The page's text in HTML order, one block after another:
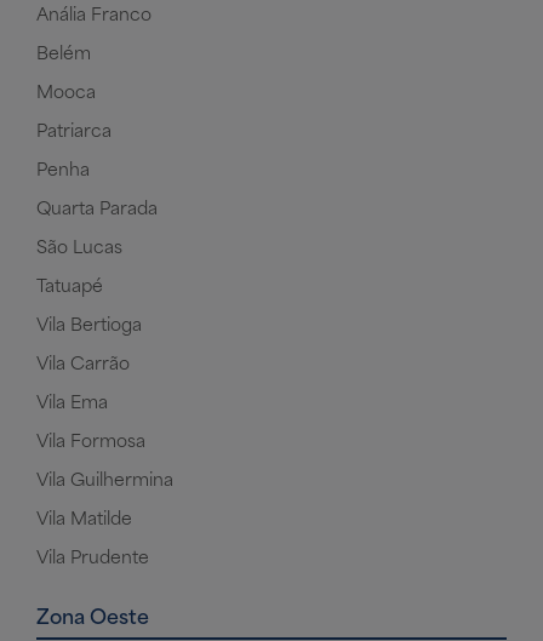
Anália Franco
Belém
Mooca
Patriarca
Penha
Quarta Parada
São Lucas
Tatuapé
Vila Bertioga
Vila Carrão
Vila Ema
Vila Formosa
Vila Guilhermina
Vila Matilde
Vila Prudente
Zona Oeste